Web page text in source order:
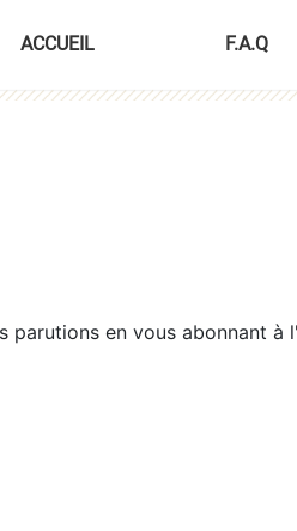
ACCUEIL F.A.Q
en vous abonnant à